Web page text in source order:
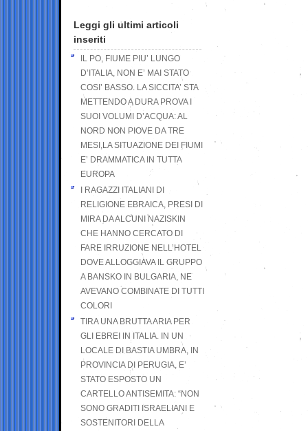
Leggi gli ultimi articoli
inseriti
IL PO, FIUME PIU’ LUNGO
D’ITALIA, NON E’ MAI STATO
COSI’ BASSO. LA SICCITA’ STA
METTENDO A DURA PROVA I
SUOI VOLUMI D’ACQUA: AL
NORD NON PIOVE DA TRE
MESI,LA SITUAZIONE DEI FIUMI
E’ DRAMMATICA IN TUTTA
EUROPA
I RAGAZZI ITALIANI DI
RELIGIONE EBRAICA, PRESI DI
MIRA DA ALCUNI NAZISKIN
CHE HANNO CERCATO DI
FARE IRRUZIONE NELL’HOTEL
DOVE ALLOGGIAVA IL GRUPPO
A BANSKO IN BULGARIA, NE
AVEVANO COMBINATE DI TUTTI
COLORI
TIRA UNA BRUTTA ARIA PER
GLI EBREI IN ITALIA. IN UN
LOCALE DI BASTIA UMBRA, IN
PROVINCIA DI PERUGIA, E’
STATO ESPOSTO UN
CARTELLO ANTISEMITA: “NON
SONO GRADITI ISRAELIANI E
SOSTENITORI DELLA